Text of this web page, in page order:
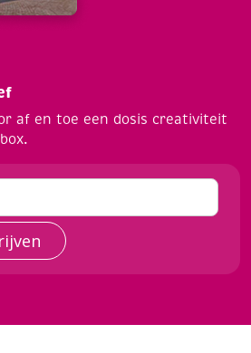
af en toe een dosis creativiteit